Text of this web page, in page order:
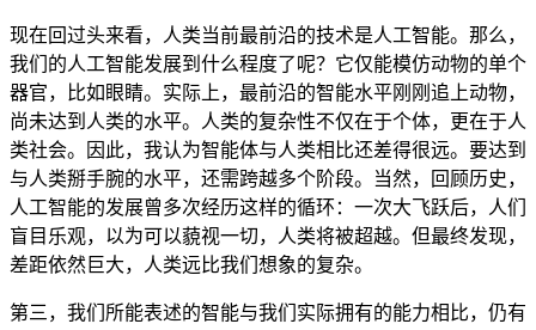
现在回过头来看，人类当前最前沿的技术是人工智能。那么，
我们的人工智能发展到什么程度了呢？它仅能模仿动物的单个
器官，比如眼睛。实际上，最前沿的智能水平刚刚追上动物，
尚未达到人类的水平。人类的复杂性不仅在于个体，更在于人
类社会。因此，我认为智能体与人类相比还差得很远。要达到
与人类掰手腕的水平，还需跨越多个阶段。当然，回顾历史，
人工智能的发展曾多次经历这样的循环：一次大飞跃后，人们
盲目乐观，以为可以藐视一切，人类将被超越。但最终发现，
差距依然巨大，人类远比我们想象的复杂。
第三，我们所能表述的智能与我们实际拥有的能力相比，仍有